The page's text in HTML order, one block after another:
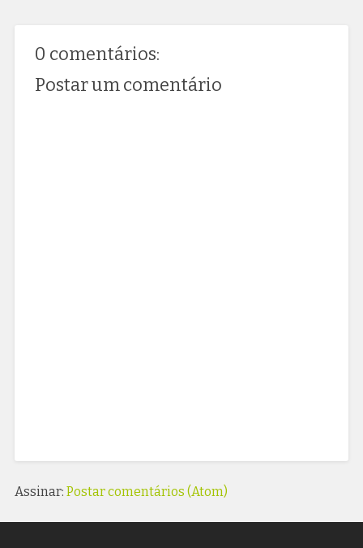
0 comentários:
Postar um comentário
Assinar: Postar comentários (Atom)